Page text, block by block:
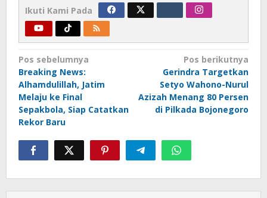
Ikuti Kami Pada
Navigasi
pos
Pos sebelumnya
Breaking News:
Alhamdulillah, Jatim
Melaju ke Final
Sepakbola, Siap Catatkan
Rekor Baru
Pos berikutnya
Gerindra Targetkan
Setyo Wahono-Nurul
Azizah Menang 80 Persen
di Pilkada Bojonegoro